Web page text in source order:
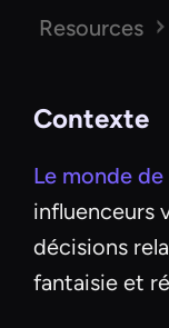
Resources
Contexte
Le monde de
influenceurs
décisions
fantaisie et